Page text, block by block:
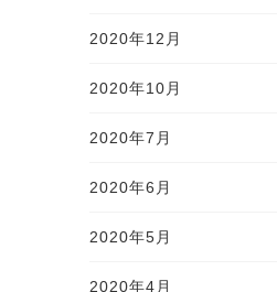
2020年12月
2020年10月
2020年7月
2020年6月
2020年5月
2020年4月